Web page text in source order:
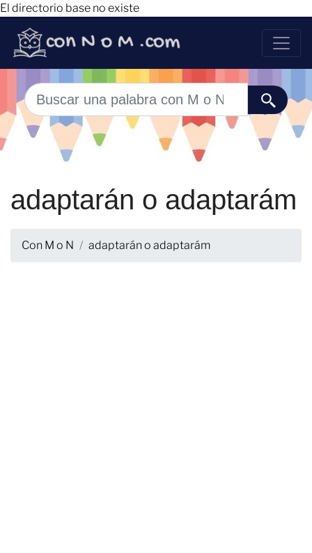
El directorio base no existe
adaptarán o adaptarám
Con M o N adaptarán o adaptarám